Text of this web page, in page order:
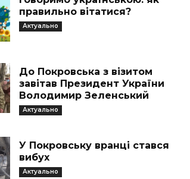
правильно вітатися?
Актуально
До Покровська з візитом
завітав Президент України
Володимир Зеленський
Актуально
У Покровську вранці стався
вибух
Актуально